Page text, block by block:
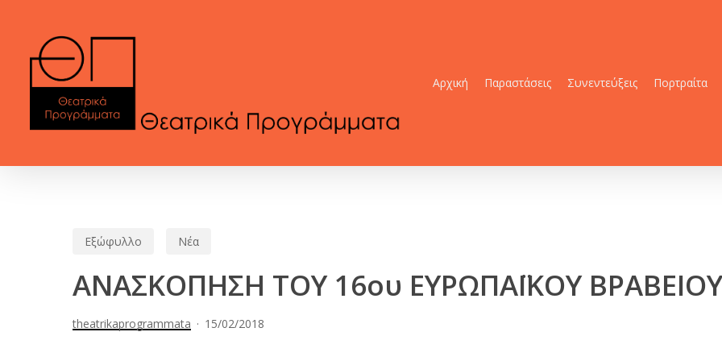
Αρχική Παραστάσεις Συνεντεύξεις Πορτραίτα
Εξώφυλλο Νέα
ΑΝΑΣΚΟΠΗΣΗ ΤΟΥ 16ου ΕΥΡΩΠΑΪΚΟΥ
theatrikaprogrammata 15/02/2018